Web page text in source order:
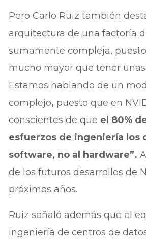
Pero Carlo Ruiz también
arquitectura de una factoría
sumamente compleja,
mucho mayor que tener
Estamos hablando de un
complejo, puesto que en
conscientes de que el 80%
esfuerzos de ingeniería los
software, no al hardware”.
de los futuros desarrollos de
próximos años.
Ruiz señaló además que el
ingeniería de centros de